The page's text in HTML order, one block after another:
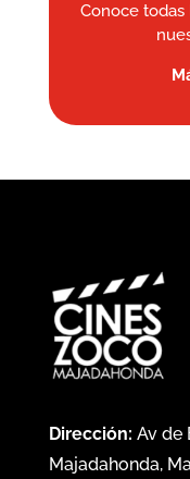
Conoce todas
Dirección: Av de
Majadahonda,